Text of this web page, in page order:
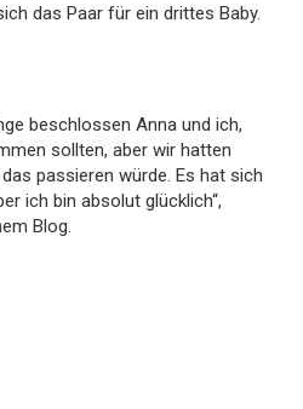
das Paar für ein drittes Baby.
beschlossen Anna und ich,
sollten, aber wir hatten
passieren würde. Es hat sich
ich bin absolut glücklich“,
Blog.